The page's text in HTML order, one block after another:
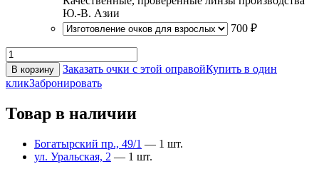
Ю.-В. Азии
700 ₽
В корзину Заказать очки с этой оправойКупить в один
кликЗабронировать
Товар в наличии
Богатырский пр., 49/1 — 1 шт.
ул. Уральская, 2 — 1 шт.